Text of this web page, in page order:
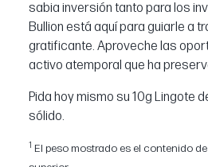
sabia inversión tanto para los
Bullion está aquí para guiarle a
gratificante. Aproveche las
activo atemporal que ha
Pida hoy mismo su 10g Lingote
sólido.
1 El peso mostrado es el contenido